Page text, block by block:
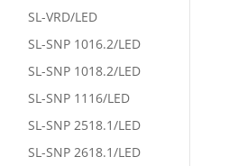
SL-VRD/LED
SL-SNP 1016.2/LED
SL-SNP 1018.2/LED
SL-SNP 1116/LED
SL-SNP 2518.1/LED
SL-SNP 2618.1/LED